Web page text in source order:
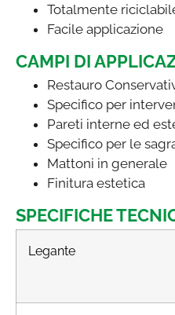
Totalmente
Facile applicazione
CAMPI DI
Restauro
Specifico per
Pareti interne ed
Specifico per le
Mattoni in generale
Finitura estetica
SPECIFICHE
Legante